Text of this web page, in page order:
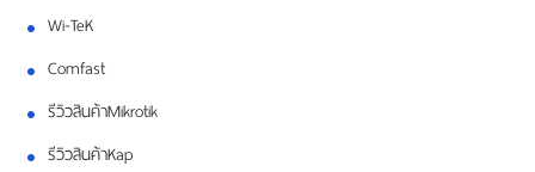
Wi-TeK
Comfast
รีวิวสินค้าMikrotik
รีวิวสินค้าKap